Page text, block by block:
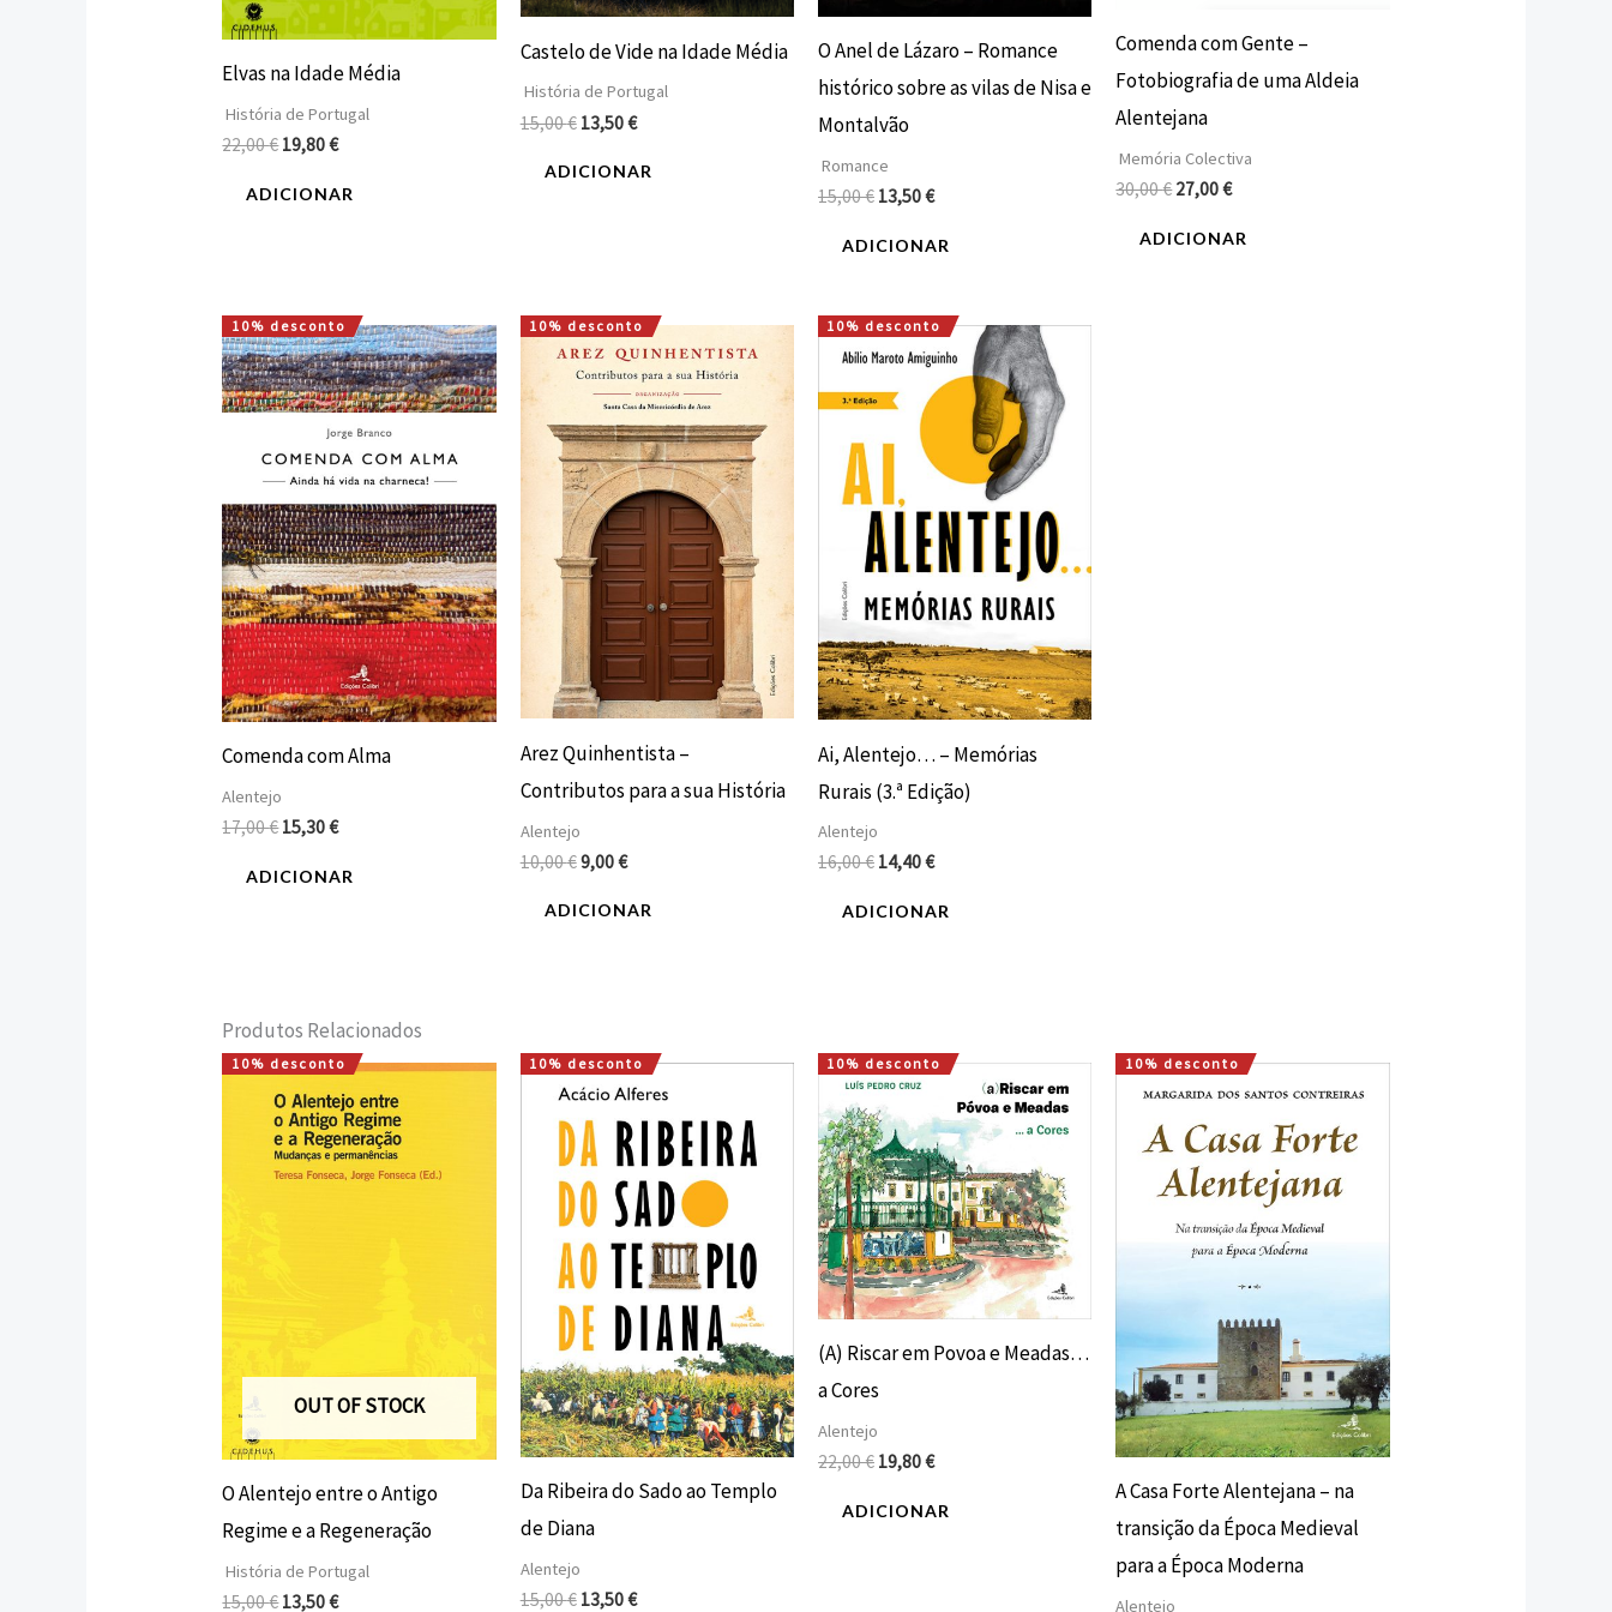
Elvas na Idade Média
História de Portugal
22,00€19,80€
ADICIONAR
Castelo de Vide na Idade Média
História de Portugal
15,00€ 13,50€
ADICIONAR
O Anel de Lázaro – Romance
histórico sobre as vilas de Nisa e
Montalvão
Romance
15,00€ 13,50€
ADICIONAR
Comenda com Gente –
Fotobiografia de uma Aldeia
Alentejana
Memória Colectiva
30,00€27,00€
ADICIONAR
10% desconto
Comenda com Alma
Alentejo
17,00€
O
preço
original
era:
17,00 €.
15,30€
O
preço
atual
é:
15,30 €.
ADICIONAR
10% desconto
Arez Quinhentista –
Contributos para a sua História
Alentejo
10,00€
O
preço
original
era:
10,00 €.
9,00€
O
preço
atual
é:
9,00 €.
ADICIONAR
10% desconto
Ai, Alentejo… – Memórias
Rurais (3.ª Edição)
Alentejo
16,00€
O
preço
era:
16,00 €.
14,40€
O
preço
atual
14,40 €.
ADICIONAR
Produtos Relacionados
10% desconto
OUT OF STOCK
O Alentejo entre o Antigo
Regime e a Regeneração
História de Portugal
15,00€
O
preço
original
era:
15,00 €.
13,50€
O
preço
atual
é:
13,50 €.
10% desconto
Da Ribeira do Sado ao Templo
de Diana
Alentejo
15,00€
O
preço
original
era:
15,00 €.
13,50€
O
preço
atual
13,50 €.
10% desconto
(A) Riscar em Povoa e Meadas…
a Cores
Alentejo
22,00€
O
preço
original
era:
22,00 €.
19,80€
O
preço
atual
é:
19,80 €.
ADICIONAR
10% desconto
A Casa Forte Alentejana – na
transição da Época Medieval
para a Época Moderna
Alentejo
O
preço
original
era:
16,00 €.
O
preço
é:
14,40 €.